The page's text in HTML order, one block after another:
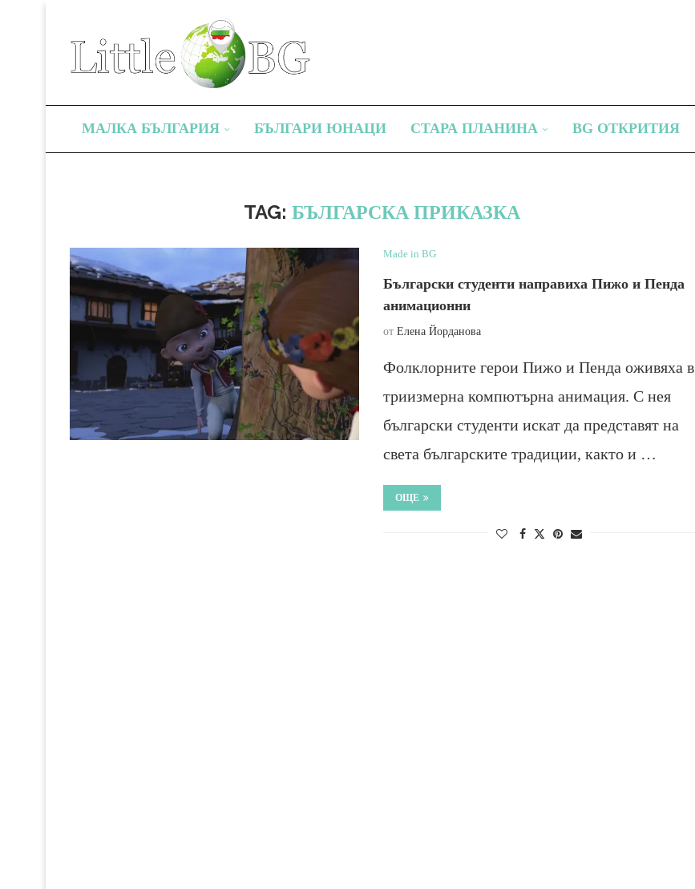
МАЛКА БЪЛГАРИЯ БЪЛГАРИ ЮНАЦИ СТАРА ПЛАНИНА BG ОТКРИТИЯ
TAG:БЪЛГАРСКА ПРИКАЗКА
Made in BG
Български студенти направиха Пижо и Пенда
анимационни
от Елена Йорданова
Фолклорните герои Пижо и Пенда оживяха в
триизмерна компютърна анимация. С нея
български студенти искат да представят на
света българските традиции, както и …
ОЩЕ